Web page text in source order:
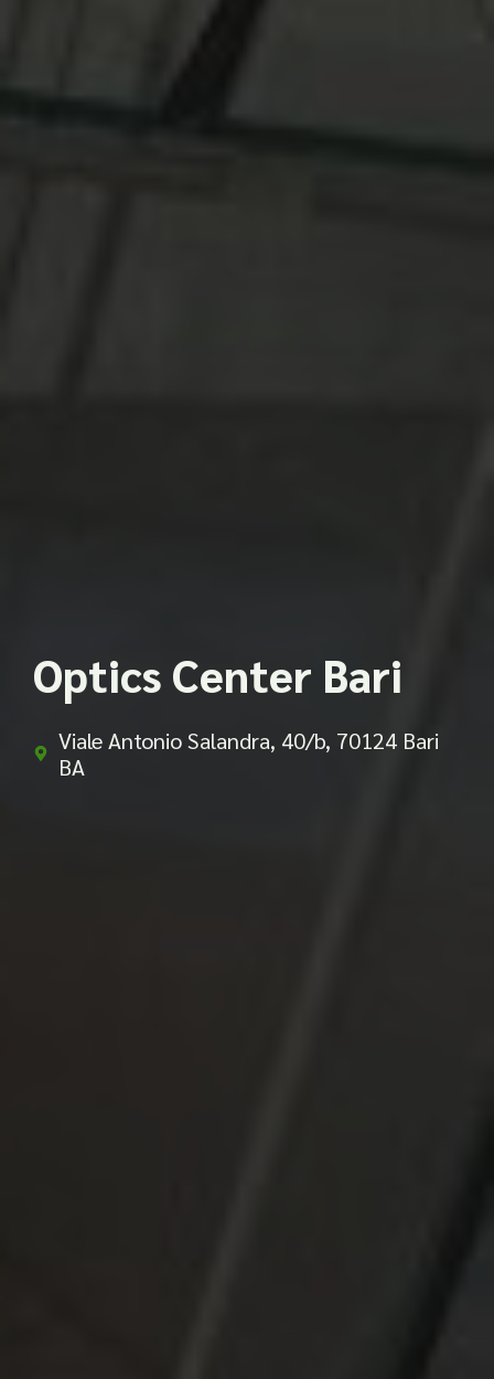
Optics Center Bari
Viale Antonio Salandra, 40/b, 70124 Bari
BA